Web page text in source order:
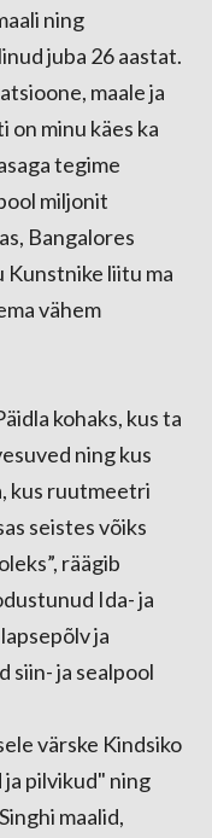
ning
juba 26 aastat.
maale ja
on minu käes ka
tegime
miljonit
Bangalores
Kunstnike liitu ma
vähem
kohaks, kus ta
ning kus
kus ruutmeetri
seistes võiks
räägib
Ida- ja
ja
siin- ja sealpool
värske Kindsiko
pilvikud" ning
maalid,